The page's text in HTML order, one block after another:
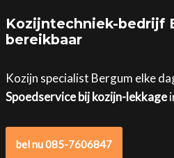
Kozijntechniek-bedrijf
bereikbaar
Kozijn specialist Bergum elke
Spoedservice bij kozijn-lekkage
bel nu 085-7606847